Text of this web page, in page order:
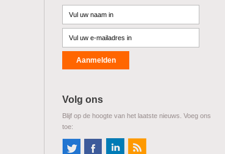
Volg ons
Blijf op de hoogte van het laatste nieuws. Voeg ons
toe: